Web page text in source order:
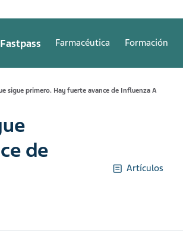
Fastpass Farmacéutica Formación
sigue primero. Hay fuerte avance de Influenza A
de
Artículos